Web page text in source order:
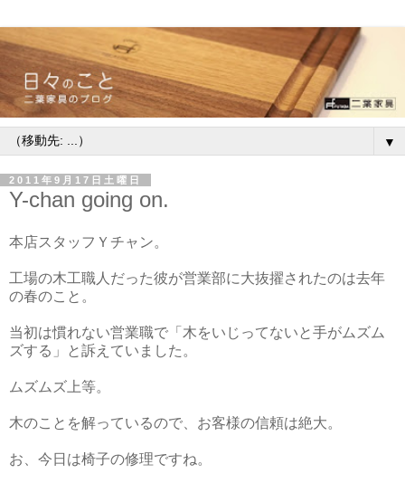
▼
2011年9月17日土曜日
Y-chan going on.
本店スタッフＹチャン。
工場の木工職人だった彼が営業部に大抜擢されたのは去年
の春のこと。
当初は慣れない営業職で「木をいじってないと手がムズム
ズする」と訴えていました。
ムズムズ上等。
木のことを解っているので、お客様の信頼は絶大。
お、今日は椅子の修理ですね。